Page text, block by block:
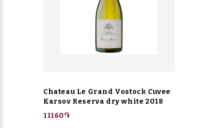
Chateau Le Grand Vostock Cuvee
Karsov Reserva dry white 2018
11160֏